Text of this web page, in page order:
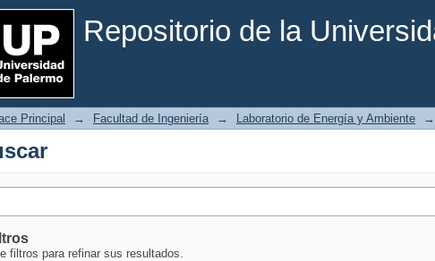
Repositorio de la
Principal → Facultad de Ingeniería → Laboratorio de Energía y Ambiente →
filtros para refinar sus resultados.